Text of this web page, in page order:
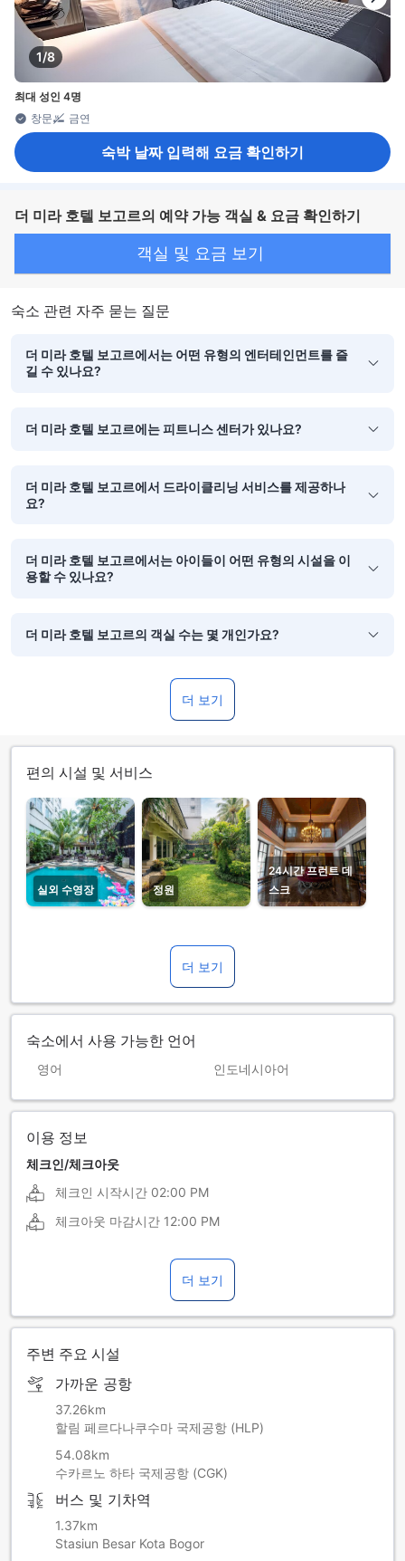
1/8
최대 성인 4명
창문
금연
숙박 날짜 입력해 요금 확인하기
더 미라 호텔 보고르의 예약 가능 객실 & 요금 확인하기
객실 및 요금 보기
숙소 관련 자주 묻는 질문
더 미라 호텔 보고르에서는 어떤 유형의 엔터테인먼트를 즐
길 수 있나요?
더 미라 호텔 보고르에는 피트니스 센터가 있나요?
더 미라 호텔 보고르에서 드라이클리닝 서비스를 제공하나
요?
더 미라 호텔 보고르에서는 아이들이 어떤 유형의 시설을 이
용할 수 있나요?
더 미라 호텔 보고르의 객실 수는 몇 개인가요?
더 보기
편의 시설 및 서비스
실외 수영장 정원
24시간 프런트 데
스크
더 보기
숙소에서 사용 가능한 언어
영어 인도네시아어
이용 정보
체크인/체크아웃
체크인 시작시간 02:00 PM
체크아웃 마감시간 12:00 PM
더 보기
주변 주요 시설
가까운 공항
37.26km
할림 페르다나쿠수마 국제공항 (HLP)
54.08km
수카르노 하타 국제공항 (CGK)
버스 및 기차역
1.37km
Stasiun Besar Kota Bogor